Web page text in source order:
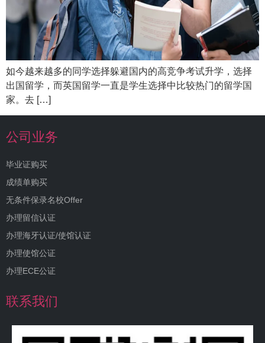
如今越来越多的同学选择躲避国内的高竞争考试升学，选择
出国留学，而英国留学一直是学生选择中比较热门的留学国
家。去 […]
公司业务
毕业证购买
成绩单购买
无条件保录名校Offer
办理留信认证
办理海牙认证/使馆认证
办理使馆公证
办理ECE公证
联系我们